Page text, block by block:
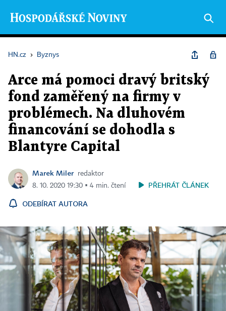
HN.cz › Byznys
Arce má pomoci dravý britský
fond zaměřený na firmy v
problémech. Na dluhovém
financování se dohodla s
Blantyre Capital
Marek Miler
redaktor
8. 10. 2020 19:30 ▪ 4 min. čtení
PŘEHRÁT ČLÁNEK
ODEBÍRAT AUTORA